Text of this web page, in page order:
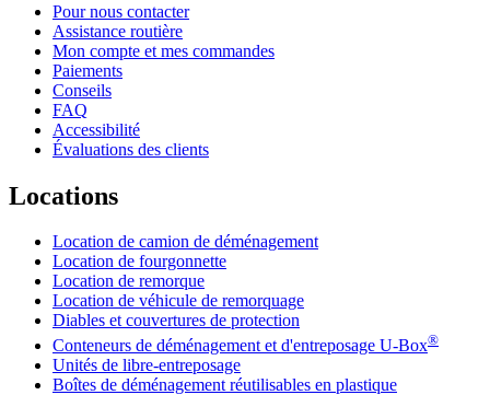
Pour nous contacter
Assistance routière
Mon compte et mes commandes
Paiements
Conseils
FAQ
Accessibilité
Évaluations des clients
Locations
Location de camion de déménagement
Location de fourgonnette
Location de remorque
Location de véhicule de remorquage
Diables et couvertures de protection
Conteneurs de déménagement et d'entreposage U-Box®
Unités de libre-entreposage
Boîtes de déménagement réutilisables en plastique